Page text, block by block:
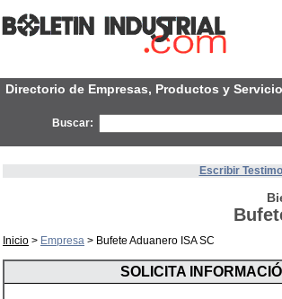
Directorio de Empresas, Productos y
Buscar:
Escribir
Inicio > Empresa > Bufete Aduanero ISA SC
SOLICITA